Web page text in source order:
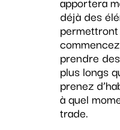
déjà des
prendre
plus longs
prenez
à quel
trade.